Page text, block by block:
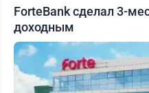
ForteBank сделал 3-
доходным